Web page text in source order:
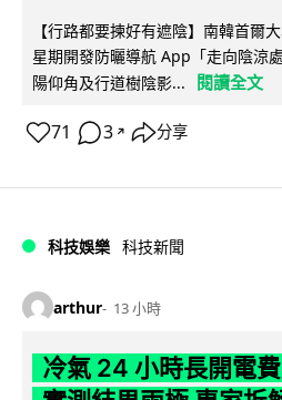
【行路都要揀好有遮陰】南韓首爾
星期開發防曬導航 App「走向陰涼
陽仰角及行道樹陰影...
閱讀全文
71 3 ↗ 分享
科技娛樂 科技新聞
arthur 13 小時
冷氣 24 小時長開電